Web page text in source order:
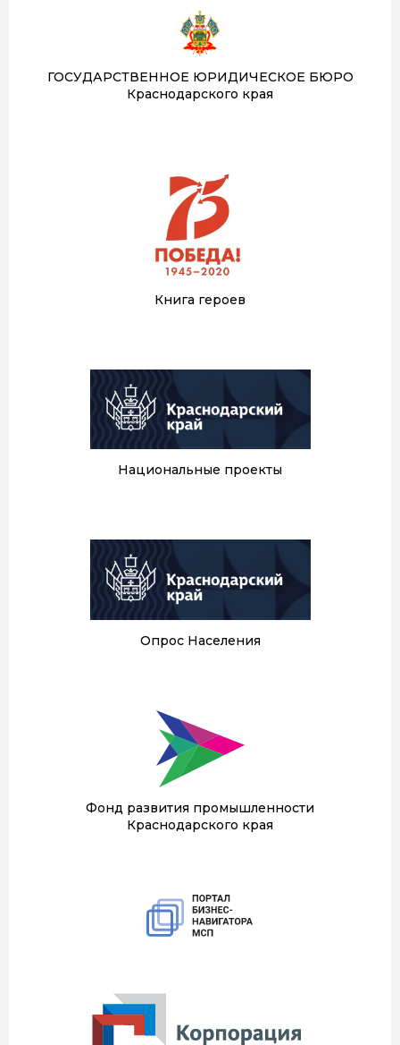
ГОСУДАРСТВЕННОЕ ЮРИДИЧЕСКОЕ БЮРО
Краснодарского края
Книга героев
Национальные проекты
Опрос Населения
Фонд развития промышленности
Краснодарского края